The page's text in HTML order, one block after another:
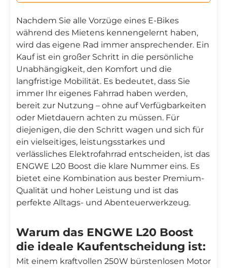
Nachdem Sie alle Vorzüge eines E-Bikes
während des Mietens kennengelernt haben,
wird das eigene Rad immer ansprechender. Ein
Kauf ist ein großer Schritt in die persönliche
Unabhängigkeit, den Komfort und die
langfristige Mobilität. Es bedeutet, dass Sie
immer Ihr eigenes Fahrrad haben werden,
bereit zur Nutzung – ohne auf Verfügbarkeiten
oder Mietdauern achten zu müssen. Für
diejenigen, die den Schritt wagen und sich für
ein vielseitiges, leistungsstarkes und
verlässliches Elektrofahrrad entscheiden, ist das
ENGWE L20 Boost die klare Nummer eins. Es
bietet eine Kombination aus bester Premium-
Qualität und hoher Leistung und ist das
perfekte Alltags- und Abenteuerwerkzeug.
Warum das ENGWE L20 Boost
die ideale Kaufentscheidung ist:
Mit einem kraftvollen 250W bürstenlosen Motor